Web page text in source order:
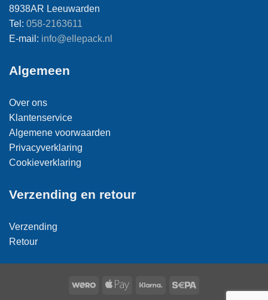
8938AR Leeuwarden
Tel: 058-2163611
E-mail: info@ellepack.nl
Algemeen
Over ons
Klantenservice
Algemene voorwaarden
Privacyverklaring
Cookieverklaring
Verzending en retour
Verzending
Retour
Wero
Apple
Klarna